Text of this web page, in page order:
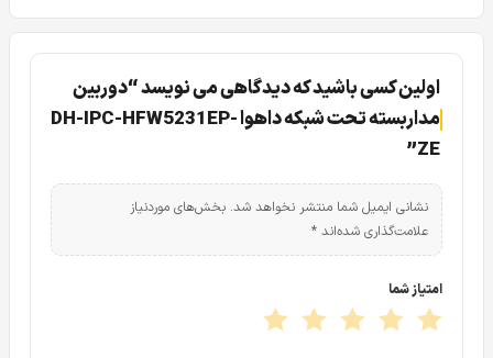
قیمت دوربین مداربسته در دوربین مداربسته تحت شبکه داهوا
فناوری مهم و کاربردی زیادی می باشد دارای بهای مقرون به صرفه
می باشد. برای دریافت اطلاعت مهم و بیان ویژگی های
دوربین
مداربسته دید در شب رنگی
تحت شبکه داهوا 5231EP-ZE در
ادامه توضیح خواهیم داد.
اولین کسی باشید که دیدگاهی می نویسد “دوربین
مداربسته تحت شبکه داهوا DH-IPC-HFW5231EP-
ZE”
نشانی ایمیل شما منتشر نخواهد شد. بخش‌های موردنیاز
علامت‌گذاری شده‌اند *
امتیاز شما